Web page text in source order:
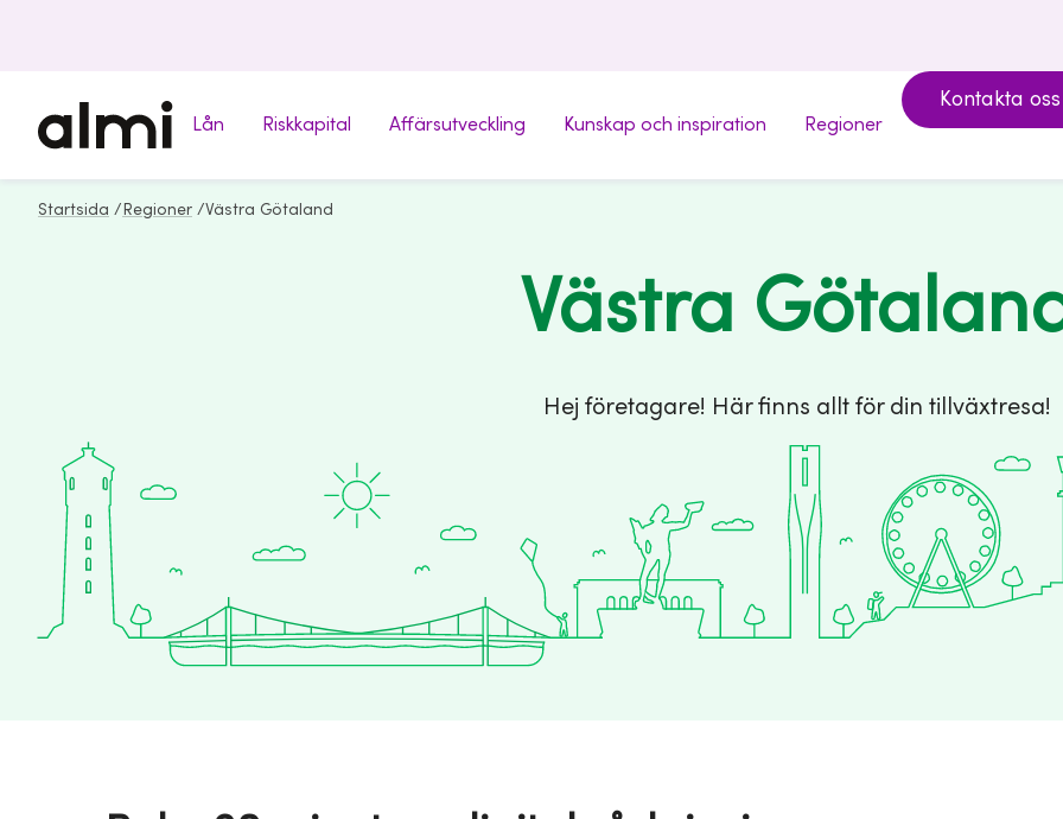
Lån Riskkapital Affärsutveckling Kunskap och inspiration Regioner
Kontakta oss
Startsida / Regioner /Västra Götaland
Västra
Hej företagare! Här finns allt för din tillväxtresa!